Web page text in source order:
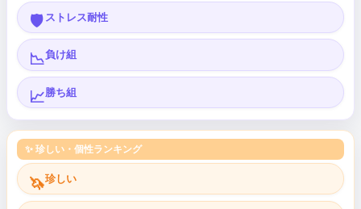
🛡️ ストレス耐性
📉負け組
📈勝ち組
✨ 珍しい・個性ランキング
🦄珍しい